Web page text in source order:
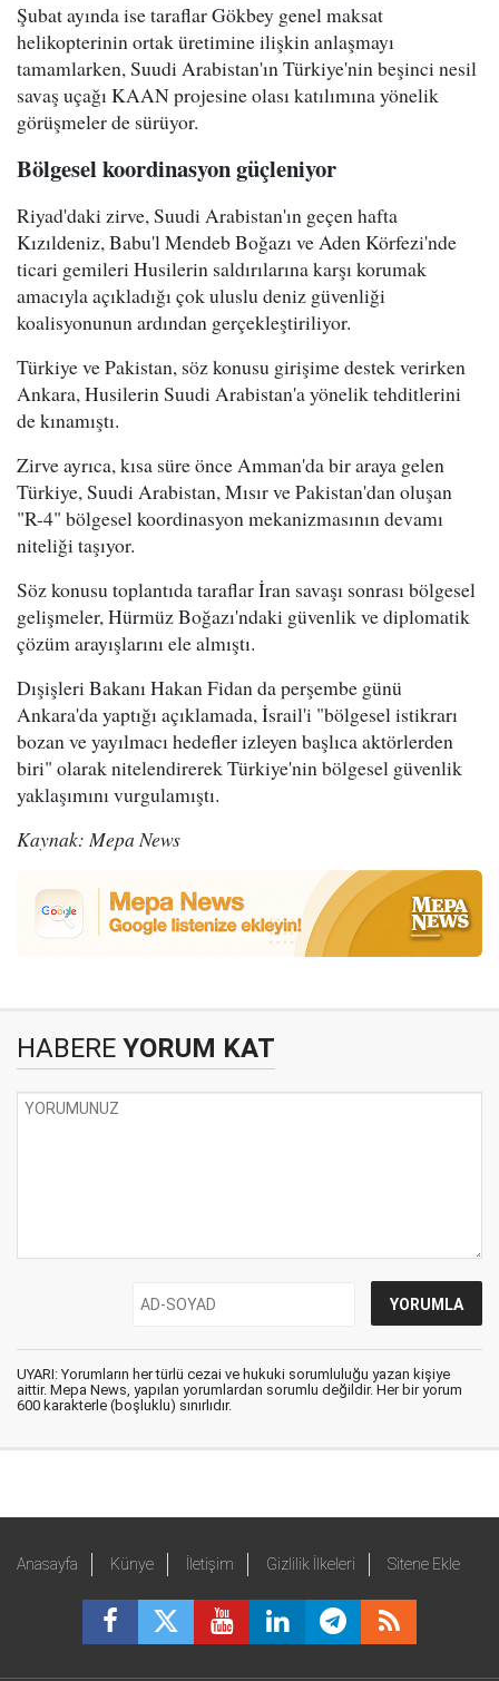
Şubat ayında ise taraflar Gökbey genel maksat
helikopterinin ortak üretimine ilişkin anlaşmayı
tamamlarken, Suudi Arabistan'ın Türkiye'nin beşinci nesil
savaş uçağı KAAN projesine olası katılımına yönelik
görüşmeler de sürüyor.
Bölgesel koordinasyon güçleniyor
Riyad'daki zirve, Suudi Arabistan'ın geçen hafta
Kızıldeniz, Babu'l Mendeb Boğazı ve Aden Körfezi'nde
ticari gemileri Husilerin saldırılarına karşı korumak
amacıyla açıkladığı çok uluslu deniz güvenliği
koalisyonunun ardından gerçekleştiriliyor.
Türkiye ve Pakistan, söz konusu girişime destek verirken
Ankara, Husilerin Suudi Arabistan'a yönelik tehditlerini
de kınamıştı.
Zirve ayrıca, kısa süre önce Amman'da bir araya gelen
Türkiye, Suudi Arabistan, Mısır ve Pakistan'dan oluşan
"R-4" bölgesel koordinasyon mekanizmasının devamı
niteliği taşıyor.
Söz konusu toplantıda taraflar İran savaşı sonrası bölgesel
gelişmeler, Hürmüz Boğazı'ndaki güvenlik ve diplomatik
çözüm arayışlarını ele almıştı.
Dışişleri Bakanı Hakan Fidan da perşembe günü
Ankara'da yaptığı açıklamada, İsrail'i "bölgesel istikrarı
bozan ve yayılmacı hedefler izleyen başlıca aktörlerden
biri" olarak nitelendirerek Türkiye'nin bölgesel güvenlik
yaklaşımını vurgulamıştı.
Kaynak: Mepa News
HABERE YORUM KAT
UYARI: Yorumların her türlü cezai ve hukuki sorumluluğu yazan kişiye
aittir. Mepa News, yapılan yorumlardan sorumlu değildir. Her bir yorum
600 karakterle (boşluklu) sınırlıdır.
Anasayfa Künye İletişim Gizlilik İlkeleri Sitene Ekle